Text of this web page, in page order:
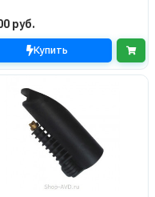
руб.
Купить